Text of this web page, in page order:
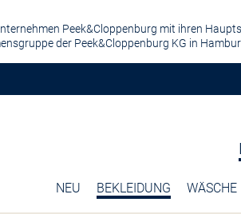
Peek&Cloppenburg mit ihren
der Peek&Cloppenburg KG in
NEU BEKLEIDUNG WÄSCHE